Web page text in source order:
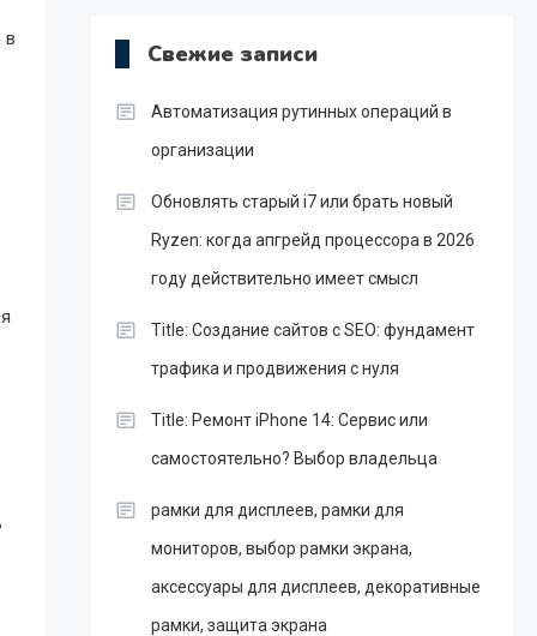
в
Свежие записи
Автоматизация рутинных операций в
организации
Обновлять старый i7 или брать новый
Ryzen: когда апгрейд процессора в 2026
году действительно имеет смысл
Title: Создание сайтов с SEO: фундамент
трафика и продвижения с нуля
Title: Ремонт iPhone 14: Сервис или
самостоятельно? Выбор владельца
рамки для дисплеев, рамки для
мониторов, выбор рамки экрана,
аксессуары для дисплеев, декоративные
рамки, защита экрана